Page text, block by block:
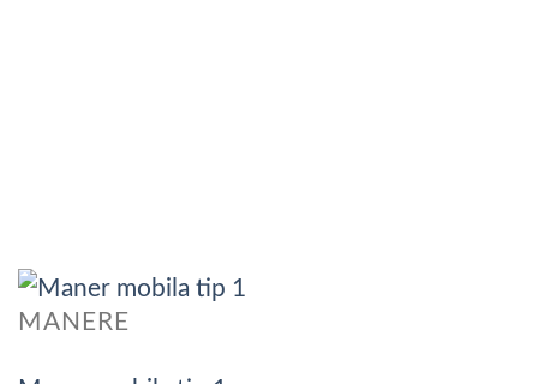
MANERE